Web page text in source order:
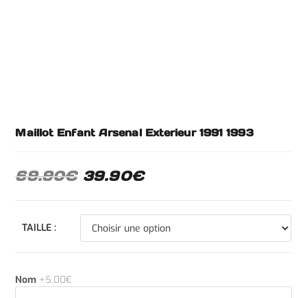
Maillot Enfant Arsenal Exterieur 1991 1993
69.90€ 39.90€
TAILLE :
Nom +5.00€